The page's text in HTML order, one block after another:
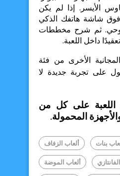
الأيسر. إذا لم يكن
شاشة هاتفك الذكي
ثم شرح مخططات
داخل اللعبة.
الأخرى من فئة
على تجربة جديدة لا
على كل من
المحمولة.
بنات ألعاب الزفاف
ألعاب الموضة